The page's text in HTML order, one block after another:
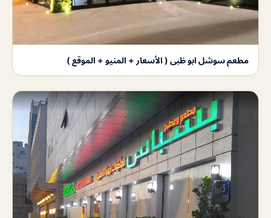
مطعم سوشل ابو ظبى ( الأسعار + المنيو + الموقع )